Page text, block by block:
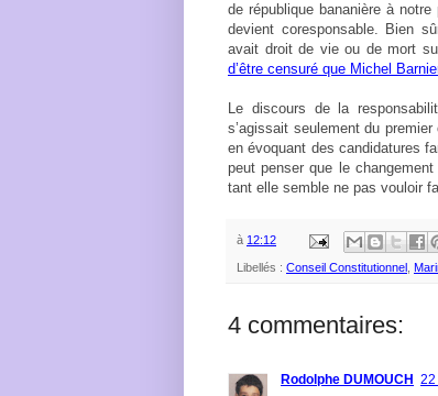
de république bananière à
devient coresponsable. Bien
avait droit de vie ou de mort
d’être censuré que Michel
Le discours de la
s’agissait seulement du
en évoquant des candidatures
peut penser que le
tant elle semble ne pas vouloir
à 12:12
Libellés : Conseil Constitutionnel
4 commentaires:
Rodolphe DUMOUCH 22